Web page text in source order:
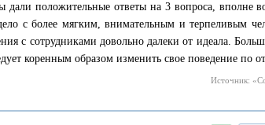
дали положительные ответы на 3 вопроса, вполне
с более мягким, внимательным и терпеливым
с сотрудниками довольно далеки от идеала.
коренным образом изменить свое поведение по
Источник: